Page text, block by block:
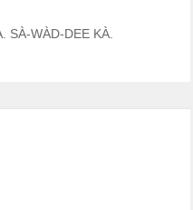
SÀ-WÀD-DEE KÀ.